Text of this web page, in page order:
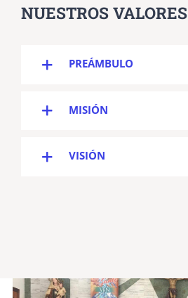
NUESTROS VALORES
PREÁMBULO
MISIÓN
VISIÓN